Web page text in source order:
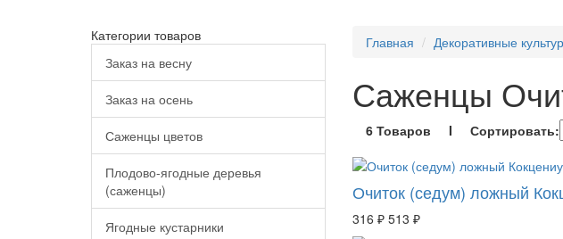
Категории товаров
Заказ на весну
Заказ на осень
Саженцы цветов
Плодово-ягодные деревья
(саженцы)
Ягодные кустарники
Главная Декоративные
Саженцы
6 Товаров I Сортировать:
Очиток (седум) ложный
316 ₽ 513 ₽